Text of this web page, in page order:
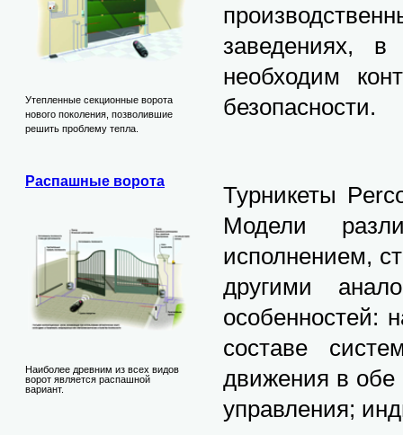
Утепленные секционные ворота
нового поколения, позволившие
решить проблему тепла.
Распашные ворота
Наиболее древним из всех видов
ворот является распашной
вариант.
заведениях,
необходим
безопасности.
Турникеты
Модели
исполнением,
другими
особенностей:
составе
движения в обе
управления;